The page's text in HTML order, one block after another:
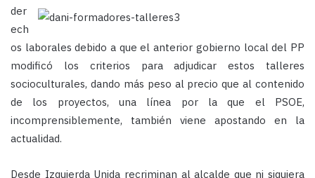
der
ech
os laborales debido a que el anterior gobierno local del PP
modificó los criterios para adjudicar estos talleres
socioculturales, dando más peso al precio que al contenido
de los proyectos, una línea por la que el PSOE,
incomprensiblemente, también viene apostando en la
actualidad.
Desde Izquierda Unida recriminan al alcalde que ni siquiera